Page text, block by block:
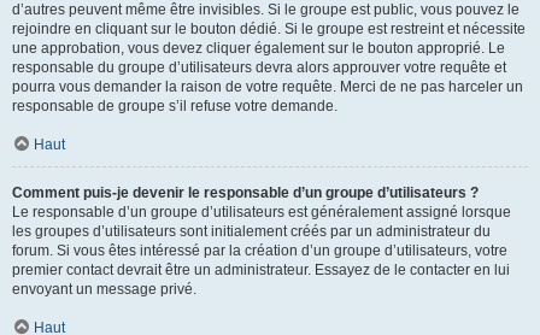
d’autres peuvent même être invisibles. Si le groupe est public, vous pouvez le
rejoindre en cliquant sur le bouton dédié. Si le groupe est restreint et nécessite
une approbation, vous devez cliquer également sur le bouton approprié. Le
responsable du groupe d’utilisateurs devra alors approuver votre requête et
pourra vous demander la raison de votre requête. Merci de ne pas harceler un
responsable de groupe s’il refuse votre demande.
Haut
Comment puis-je devenir le responsable d’un groupe d’utilisateurs ?
Le responsable d’un groupe d’utilisateurs est généralement assigné lorsque
les groupes d’utilisateurs sont initialement créés par un administrateur du
forum. Si vous êtes intéressé par la création d’un groupe d’utilisateurs, votre
premier contact devrait être un administrateur. Essayez de le contacter en lui
envoyant un message privé.
Haut